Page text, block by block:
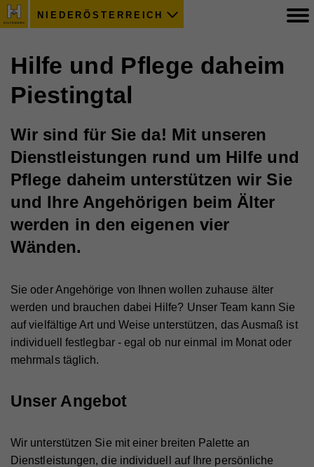
NIEDERÖSTERREICH
Hilfe und Pflege daheim
Piestingtal
Wir sind für Sie da! Mit unseren
Dienstleistungen rund um Hilfe und
Pflege daheim unterstützen wir Sie
und Ihre Angehörigen beim Älter
werden in den eigenen vier
Wänden.
Sie oder Angehörige von Ihnen wollen zuhause älter
werden und brauchen dabei Hilfe? Unser Team kann Sie
auf vielfältige Art und Weise unterstützen, das Ausmaß ist
individuell festlegbar - egal ob nur einmal im Monat oder
mehrmals täglich.
Unser Angebot
Wir unterstützen Sie mit einer breiten Palette an
Dienstleistungen, die individuell auf Ihre persönliche